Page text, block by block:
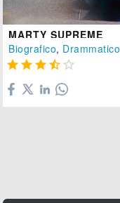
MARTY SUPREME
Biografico, Drammatico
    